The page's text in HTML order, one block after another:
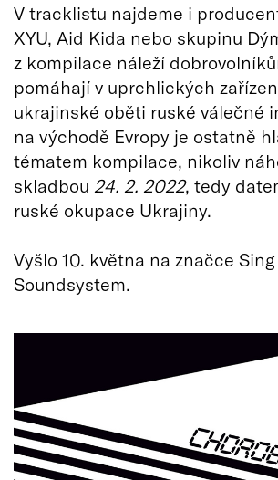
V tracklistu najdeme i
XYU, Aid Kida nebo skupinu
z kompilace náleží
pomáhají v uprchlických
ukrajinské oběti ruské válečné
na východě Evropy je ostatně
tématem kompilace, nikoliv
skladbou 24. 2. 2022, tedy
ruské okupace Ukrajiny.
Vyšlo 10. května na značce
Soundsystem.